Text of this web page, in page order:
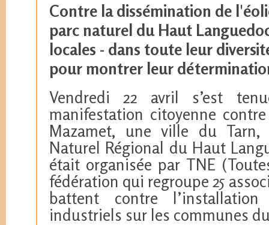
Contre la dissémination de
parc naturel du Haut
locales - dans toute leur
pour montrer leur
Vendredi 22 avril s’est
manifestation citoyenne
Mazamet, une ville du
Naturel Régional du Haut
était organisée par TNE
fédération qui regroupe 25
battent contre
industriels sur les communes